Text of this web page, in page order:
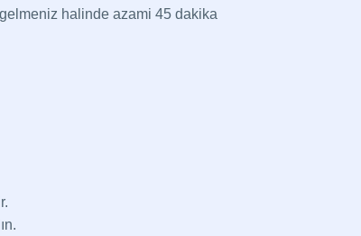
halinde azami 45 dakika